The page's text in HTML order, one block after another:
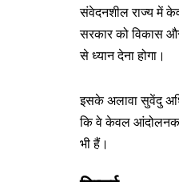
संवेदनशील राज्य में
सरकार को विकास
से ध्यान देना होगा।
इसके अलावा सुवेंदु
कि वे केवल
भी हैं।